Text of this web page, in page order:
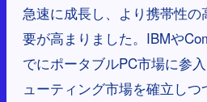
急速に成長し、より携帯性
要が高まりました。IBMや
でにポータブルPC市場に参
ューティング市場を確立し